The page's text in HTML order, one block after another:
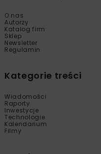
O nas
Autorzy
Katalog firm
Sklep
Newsletter
Regulamin
Kategorie treści
Wiadomości
Raporty
Inwestycje
Technologie
Kalendarium
Filmy